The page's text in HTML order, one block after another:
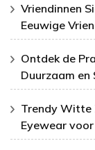
Vriendinnen
Eeuwige
Ontdek de
Duurzaam en
Trendy Witte
Eyewear